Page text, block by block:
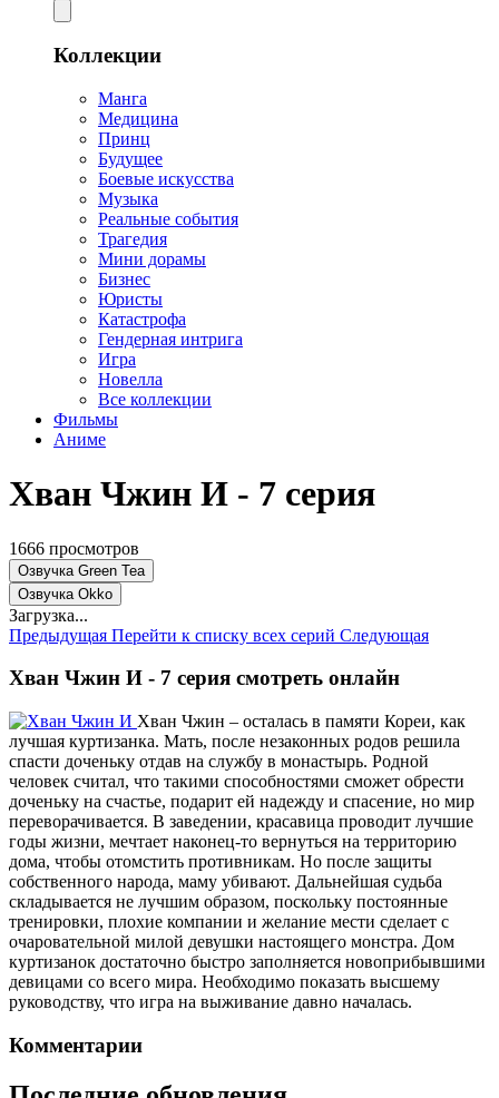
Коллекции
Манга
Медицина
Принц
Будущее
Боевые искусства
Музыка
Реальные события
Трагедия
Мини дорамы
Бизнес
Юристы
Катастрофа
Гендерная интрига
Игра
Новелла
Все коллекции
Фильмы
Аниме
Хван Чжин И - 7 серия
1666 просмотров
Озвучка Green Tea
Озвучка Okko
Загрузка...
Предыдущая Перейти к списку всех серий Следующая
Хван Чжин И - 7 серия смотреть онлайн
Хван Чжин – осталась в памяти Кореи, как
лучшая куртизанка. Мать, после незаконных родов решила
спасти доченьку отдав на службу в монастырь. Родной
человек считал, что такими способностями сможет обрести
доченьку на счастье, подарит ей надежду и спасение, но мир
переворачивается. В заведении, красавица проводит лучшие
годы жизни, мечтает наконец-то вернуться на территорию
дома, чтобы отомстить противникам. Но после защиты
собственного народа, маму убивают. Дальнейшая судьба
складывается не лучшим образом, поскольку постоянные
тренировки, плохие компании и желание мести сделает с
очаровательной милой девушки настоящего монстра. Дом
куртизанок достаточно быстро заполняется новоприбывшими
девицами со всего мира. Необходимо показать высшему
руководству, что игра на выживание давно началась.
Комментарии